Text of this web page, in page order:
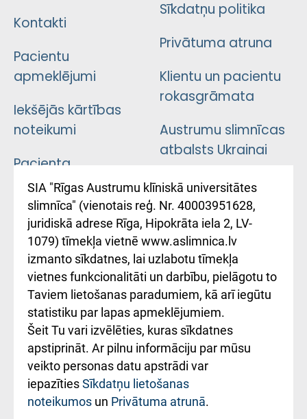
Kontakti
Pacientu
apmeklējumi
Iekšējās kārtības
noteikumi
Pacienta
atsauksmju/sūdzību
iesniegšanas
kārtība
Kā pie mums nokļūt
Rēķinu apmaksas
ceļvedis
Rekvizīti un
ārstniecības
iestādes kods
010000234
Sīkdatņu politika
Privātuma atruna
Klientu un pacientu
rokasgrāmata
Austrumu slimnīcas
atbalsts Ukrainai
Підтримка Східної
лікарні та співпраця з
Україною
SIA "Rīgas Austrumu klīniskā universitātes
slimnīca" (vienotais reģ. Nr. 40003951628,
juridiskā adrese Rīga, Hipokrāta iela 2, LV-
1079) tīmekļa vietnē www.aslimnica.lv
izmanto sīkdatnes, lai uzlabotu tīmekļa
vietnes funkcionalitāti un darbību, pielāgotu to
Taviem lietošanas paradumiem, kā arī iegūtu
statistiku par lapas apmeklējumiem.
Šeit Tu vari izvēlēties, kuras sīkdatnes
apstiprināt. Ar pilnu informāciju par mūsu
veikto personas datu apstrādi var
iepazītiesSīkdatņu lietošanas
noteikumos un Privātuma atrunā.